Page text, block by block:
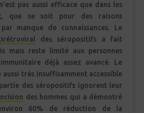
pas aussi efficace que dans les
que se soit pour des raisons
manque de connaissances. Le
des séropositifs a fait
mais reste limité aux personnes
déjà assez avancé. Le
aussi très insuffisamment accessible
des séropositifs ignorent leur
des hommes qui a démontré
60% de réduction de la